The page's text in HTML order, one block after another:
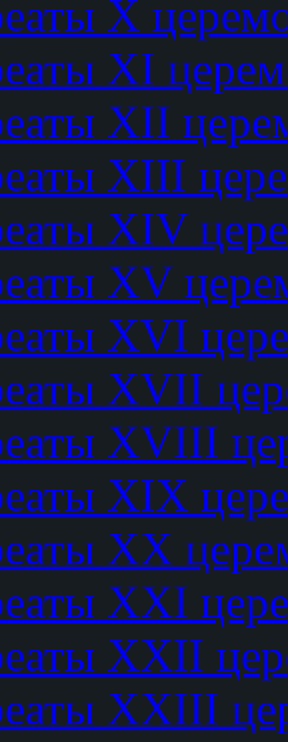
Х
XI
XII
XIII
XIV
XV
XVI
XVII
XVIII
XIX
XX
XXI
XXII
XXIII